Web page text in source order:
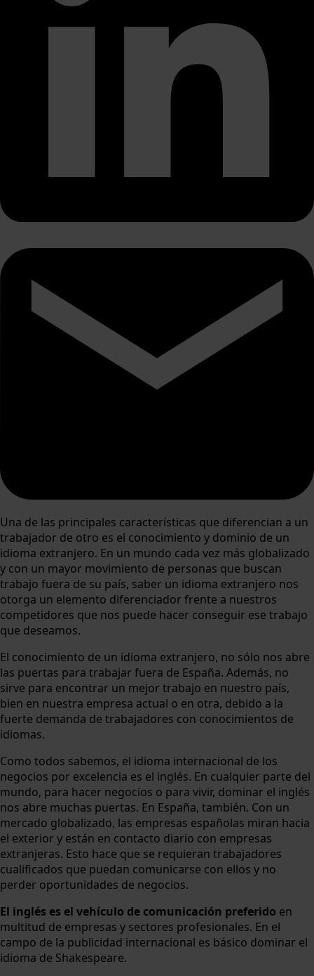
Una de las principales características que diferencian a un
trabajador de otro es el conocimiento y dominio de un
idioma extranjero. En un mundo cada vez más globalizado
y con un mayor movimiento de personas que buscan
trabajo fuera de su país, saber un idioma extranjero nos
otorga un elemento diferenciador frente a nuestros
competidores que nos puede hacer conseguir ese trabajo
que deseamos.
El conocimiento de un idioma extranjero, no sólo nos abre
las puertas para trabajar fuera de España. Además, no
sirve para encontrar un mejor trabajo en nuestro país,
bien en nuestra empresa actual o en otra, debido a la
fuerte demanda de trabajadores con conocimientos de
idiomas.
Como todos sabemos, el idioma internacional de los
negocios por excelencia es el inglés. En cualquier parte del
mundo, para hacer negocios o para vivir, dominar el inglés
nos abre muchas puertas. En España, también. Con un
mercado globalizado, las empresas españolas miran hacia
el exterior y están en contacto diario con empresas
extranjeras. Esto hace que se requieran trabajadores
cualificados que puedan comunicarse con ellos y no
perder oportunidades de negocios.
El inglés es el vehículo de comunicación preferido en
multitud de empresas y sectores profesionales. En el
campo de la publicidad internacional es básico dominar el
idioma de Shakespeare.